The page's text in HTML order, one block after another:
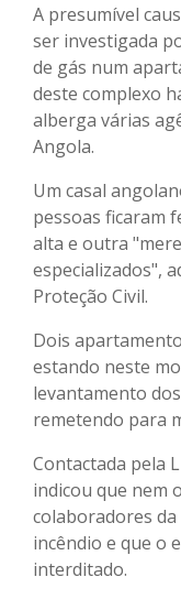
A presumível
ser investigada
de gás num
deste complexo
alberga várias
Angola.
Um casal
pessoas ficaram
alta e outra
especializados",
Proteção Civil.
Dois
estando neste
levantamento
remetendo para
Contactada pela
indicou que nem
colaboradores
incêndio e que o
interditado.